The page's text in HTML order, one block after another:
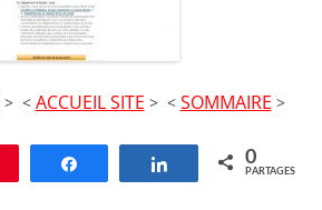
> < ACCUEIL SITE > < SOMMAIRE >
Partagez 0
PARTAGES